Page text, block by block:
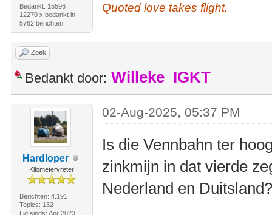
Bedankt: 15596
12270 x bedankt in
5762 berichten
Quoted love takes flight.
Zoek
Bedankt door: Willeke_IGKT
Hardloper
Kilometervreter
Berichten: 4.191
Topics: 132
Lid sinds: Apr 2023
02-Aug-2025, 05:37 PM
Is die Vennbahn ter
zinkmijn in dat vierde
Nederland en